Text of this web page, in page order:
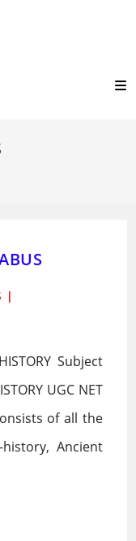
Subject
UGC NET
of all the
Ancient